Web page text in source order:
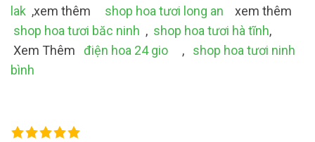
lak ,xem thêm shop hoa tươi long an xem thêm
shop hoa tươi băc ninh , shop hoa tươi hà tĩnh,
Xem Thêm điện hoa 24 gio ,
shop hoa tươi ninh
bình